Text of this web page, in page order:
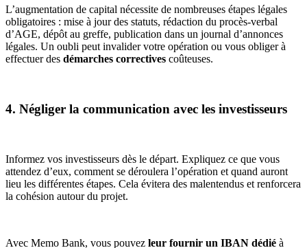
L’augmentation de capital nécessite de nombreuses étapes légales
obligatoires : mise à jour des statuts, rédaction du procès-verbal
d’AGE, dépôt au greffe, publication dans un journal d’annonces
légales. Un oubli peut invalider votre opération ou vous obliger à
effectuer des démarches correctives coûteuses.
4. Négliger la communication avec les investisseurs
Informez vos investisseurs dès le départ. Expliquez ce que vous
attendez d’eux, comment se déroulera l’opération et quand auront
lieu les différentes étapes. Cela évitera des malentendus et renforcera
la cohésion autour du projet.
Avec Memo Bank, vous pouvez leur fournir un IBAN dédié à